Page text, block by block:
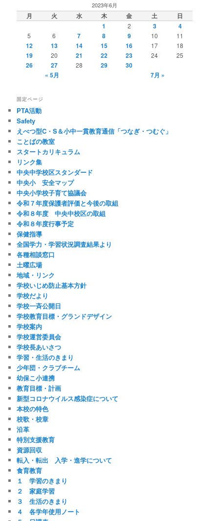
2023年6月
月 火 水 木 金 土
日
1
2 3 4
5 6 7 8 9 10 11
12 13 14 15 16 17 18
19 20 21 22 23 24 25
26 27 28 29
30
« 5月
7月 »
固定ページ
PTA活動
Safety
えべつ型C・S＆小中一貫教育通信「つなぎ・つむぐ」
ことばの教室
スタートカリキュラム
リンク集
中央中学校区スタンダード
中央小 安全マップ
中央小学校子育て協議会
令和７年度保護者評価と今後の取組
令和８年度 中央中校区の取組
令和８年度行事予定
保健指導
全国学力・学習状況調査結果より
各種相談窓口
土曜広場
地域・リンク
学校いじめ防止基本方針
学校だより
学校一斉公開日
学校教育目標・グランドデザイン
学校案内
学校運営委員会
学校長あいさつ
学習・生活のきまり
少年団・クラブチーム
幼保こ小連携
教育目標・計画
新型コロナウイルス感染症について
本校の特色
校歌・校章
沿革
特別支援教育
資源回収
転入・転出 入学・進学について
食育教育
１ 学習のきまり
２ 家庭学習
３ 生活のきまり
４ 各学年使用ノート